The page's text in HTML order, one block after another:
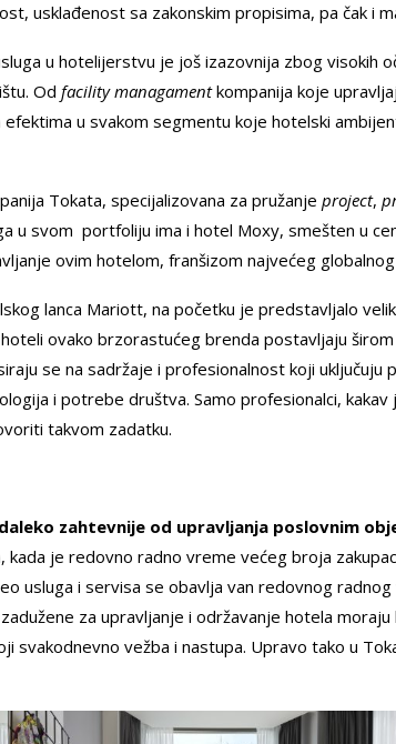
usklađenost sa zakonskim propisima, pa čak i
u hotelijerstvu je još izazovnija zbog visokih
Od facility managamentkompanija koje
u svakom segmentu koje hotelski
Tokata, specijalizovana za pružanje project,
u svom portfoliju ima i hotel Moxy, smešten u
ovim hotelom, franšizom najvećeg globalnog
lanca Mariott, na početku je predstavljalo
ovako brzorastućeg brenda postavljaju
se na sadržaje i profesionalnost koji uključuju
i potrebe društva. Samo profesionalci,
takvom zadatku.
zahtevnije od upravljanja poslovnim
je redovno radno vreme većeg broja
usluga i servisa se obavlja van redovnog
za upravljanje i održavanje hotela moraju
svakodnevno vežba i nastupa. Upravo tako u